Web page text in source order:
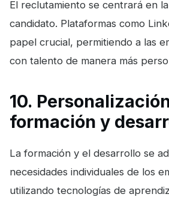
El reclutamiento se centrará en
candidato. Plataformas como
papel crucial, permitiendo a las
con talento de manera más
10.
formación y
La formación y el desarrollo se
necesidades individuales de los
utilizando tecnologías de